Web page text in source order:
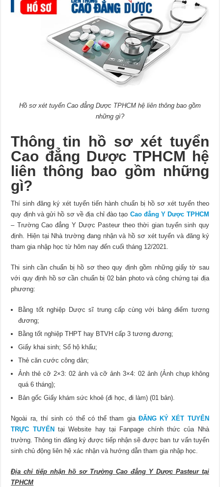
Hồ sơ xét tuyển Cao đẳng Dược TPHCM hệ liên thông bao gồm
những gì?
Thông tin hồ sơ xét tuyển
Cao đẳng Dược TPHCM hệ
liên thông bao gồm những
gì?
Thí sinh đăng ký xét tuyển tiến hành chuẩn bị hồ sơ xét tuyển theo
quy định và gửi hồ sơ về địa chỉ đào tạo Cao đẳng Y Dược TPHCM
– Trường Cao đẳng Y Dược Pasteur theo thời gian tuyển sinh quy
định. Hiện tại Nhà trường đang nhận và hồ sơ xét tuyển và đăng ký
tham gia nhập học từ hôm nay đến cuối tháng 12/2021.
Thi sinh cần chuẩn bị hồ sơ theo quy định gồm những giấy tờ sau
với quy định hồ sơ cần chuẩn bị 02 bản photo và công chứng tại địa
phương:
Bằng tốt nghiệp Dược sĩ trung cấp cùng với bảng điểm tương
đương;
Bằng tốt nghiệp THPT hay BTVH cấp 3 tương đương;
Giấy khai sinh; Sổ hộ khẩu;
Thẻ căn cước công dân;
Ảnh thẻ cỡ 2×3: 02 ảnh và cỡ ảnh 3×4: 02 ảnh (Ảnh chụp không
quá 6 tháng);
Bản gốc Giấy khám sức khoẻ (đi học, đi làm) (01 bản).
Ngoài ra, thí sinh có thể có thể tham gia ĐĂNG KÝ XÉT TUYỂN
TRỰC TUYẾN tại Website hay tại Fanpage chính thức của Nhà
trường. Thông tin đăng ký được tiếp nhận sẽ được ban tư vấn tuyển
sinh chủ động liên hệ xác nhận và hướng dẫn tham gia nhập học.
Địa chỉ tiếp nhận hồ sơ Trường Cao đẳng Y Dược Pasteur tại
TPHCM